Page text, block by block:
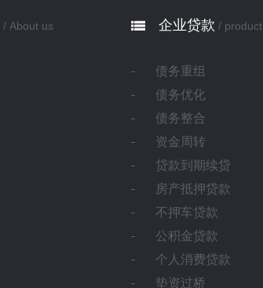
/ About us 企业贷款 / product
债务重组
债务优化
债务整合
资金周转
贷款到期续贷
房产抵押贷款
不押车贷款
公积金贷款
个人消费贷款
垫资过桥